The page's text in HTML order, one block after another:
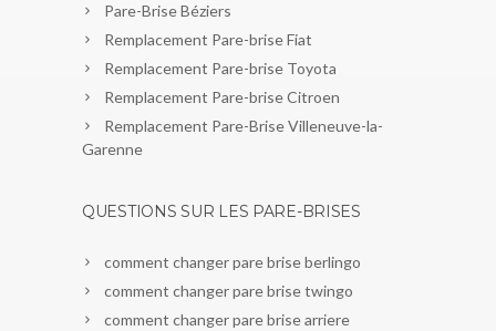
Pare-Brise Béziers
Remplacement Pare-brise Fiat
Remplacement Pare-brise Toyota
Remplacement Pare-brise Citroen
Remplacement Pare-Brise Villeneuve-la-
Garenne
QUESTIONS SUR LES PARE-BRISES
comment changer pare brise berlingo
comment changer pare brise twingo
comment changer pare brise arriere